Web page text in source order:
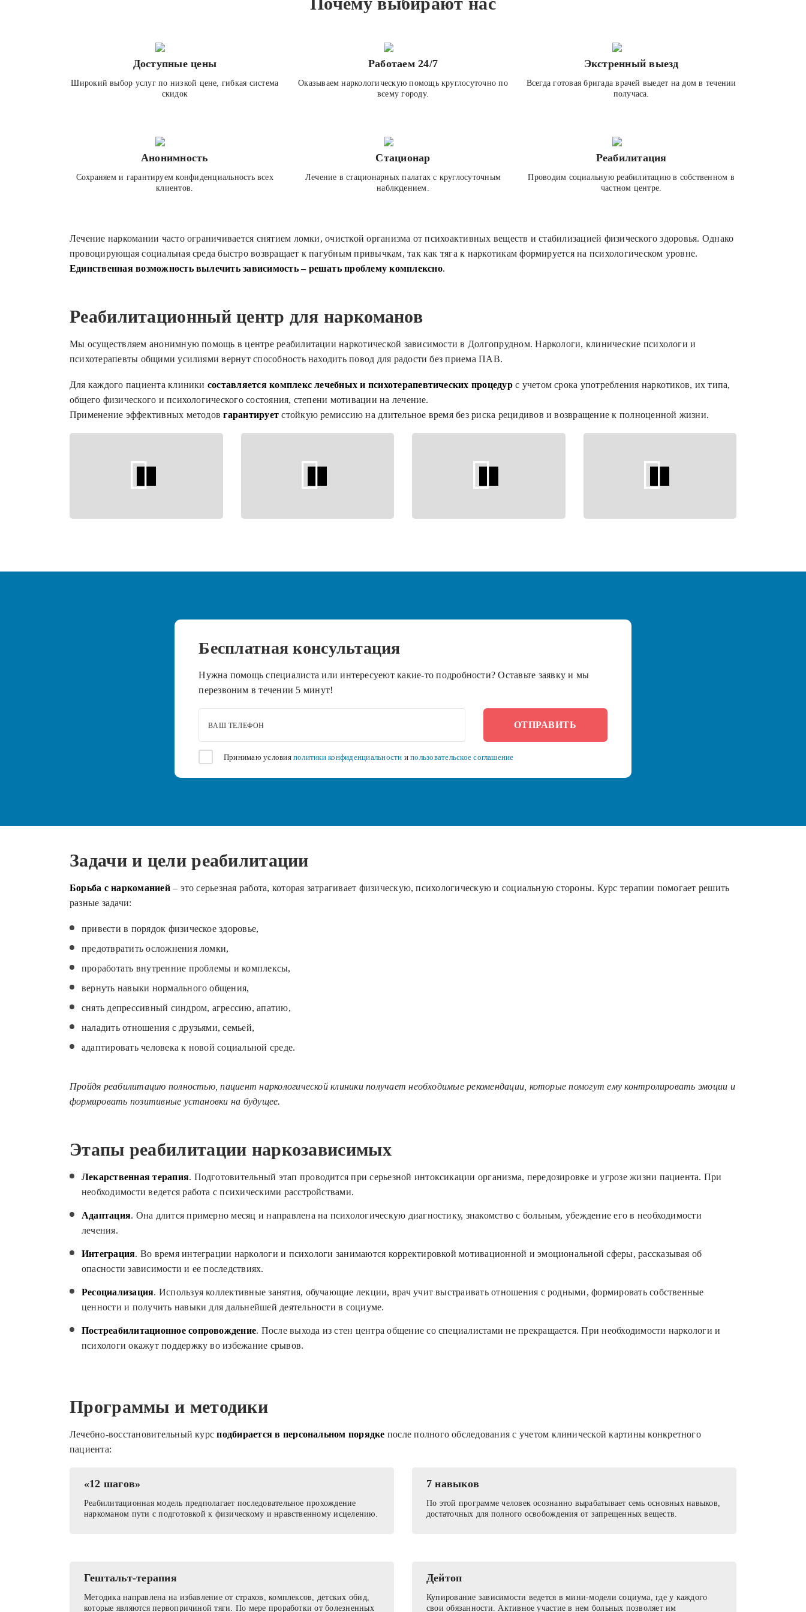
Доступные цены
Широкий выбор услуг по низкой цене, гибкая система
скидок
Работаем 24/7
Оказываем наркологическую помощь круглосуточно по
всему городу.
Экстренный выезд
Всегда готовая бригада врачей выедет на дом в течении
получаса.
Анонимность
Сохраняем и гарантируем конфиденциальность всех
клиентов.
Стационар
Лечение в стационарных палатах с круглосуточным
наблюдением.
Реабилитация
Проводим социальную реабилитацию в собственном в
частном центре.
Лечение наркомании часто ограничивается снятием ломки, очисткой организма от психоактивных веществ и стабилизацией физического здоровья. Однако
провоцирующая социальная среда быстро возвращает к пагубным привычкам, так как тяга к наркотикам формируется на психологическом уровне.
Единственная возможность вылечить зависимость – решать проблему комплексно.
Реабилитационный центр для наркоманов
Мы осуществляем анонимную помощь в центре реабилитации наркотической зависимости в Долгопрудном. Наркологи, клинические психологи и
психотерапевты общими усилиями вернут способность находить повод для радости без приема ПАВ.
Для каждого пациента клиники составляется комплекс лечебных и психотерапевтических процедурс учетом срока употребления наркотиков, их типа,
общего физического и психологического состояния, степени мотивации на лечение.
Применение эффективных методовгарантирует стойкую ремиссию на длительное время без риска рецидивов и возвращение к полноценной жизни.
Бесплатная консультация
Нужна помощь специалиста или интересуеют какие-то подробности? Оставьте заявку и мы
перезвоним в течении 5 минут!
ВАШ ТЕЛЕФОН
Принимаю условия политики конфиденциальности ипользовательское соглашение
Задачи и цели реабилитации
Борьба с наркоманией– это серьезная работа, которая затрагивает физическую, психологическую и социальную стороны. Курс терапии помогает решить
разные задачи:
привести в порядок физическое здоровье,
предотвратить осложнения ломки,
проработать внутренние проблемы и комплексы,
вернуть навыки нормального общения,
снять депрессивный синдром, агрессию, апатию,
наладить отношения с друзьями, семьей,
адаптировать человека к новой социальной среде.
Пройдя реабилитацию полностью, пациент наркологической клиники получает необходимые рекомендации, которые помогут ему контролировать эмоции и
формировать позитивные установки на будущее.
Этапы реабилитации наркозависимых
Лекарственная терапия. Подготовительный этап проводится при серьезной интоксикации организма, передозировке и угрозе жизни пациента. При
необходимости ведется работа с психическими расстройствами.
Адаптация. Она длится примерно месяц и направлена на психологическую диагностику, знакомство с больным, убеждение его в необходимости
лечения.
Интеграция. Во время интеграции наркологи и психологи занимаются корректировкой мотивационной и эмоциональной сферы, рассказывая об
опасности зависимости и ее последствиях.
Ресоциализация. Используя коллективные занятия, обучающие лекции, врач учит выстраивать отношения с родными, формировать собственные
ценности и получить навыки для дальнейшей деятельности в социуме.
Постреабилитационное сопровождение. После выхода из стен центра общение со специалистами не прекращается. При необходимости наркологи и
психологи окажут поддержку во избежание срывов.
Программы и методики
Лечебно-восстановительный курсподбирается в персональном порядке после полного обследования с учетом клинической картины конкретного
пациента:
«12 шагов»
Реабилитационная модель предполагает последовательное прохождение
наркоманом пути с подготовкой к физическому и нравственному исцелению.
7 навыков
По этой программе человек осознанно вырабатывает семь основных навыков,
достаточных для полного освобождения от запрещенных веществ.
Гештальт-терапия
Методика направлена на избавление от страхов, комплексов, детских обид,
которые являются первопричиной тяги. По мере проработки от болезненных
Дейтоп
Купирование зависимости ведется в мини-модели социума, где у каждого
свои обязанности. Активное участие в нем больных позволяет им